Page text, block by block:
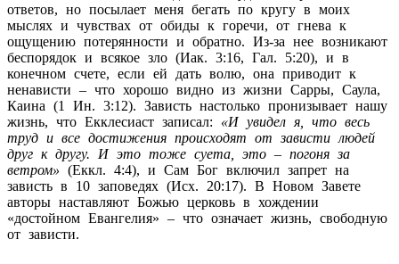
ответов, но посылает меня бегать по кругу в моих
мыслях и чувствах от обиды к горечи, от гнева к
ощущению потерянности и обратно. Из-за нее возникают
беспорядок и всякое зло (Иак. 3:16, Гал. 5:20), и в
конечном счете, если ей дать волю, она приводит к
ненависти – что хорошо видно из жизни Сарры, Саула,
Каина (1 Ин. 3:12). Зависть настолько пронизывает нашу
жизнь, что Екклесиаст записал: «И увидел я, что весь
труд и все достижения происходят от зависти людей
друг к другу. И это тоже суета, это – погоня за
ветром» (Еккл. 4:4), и Сам Бог включил запрет на
зависть в 10 заповедях (Исх. 20:17). В Новом Завете
авторы наставляют Божью церковь в хождении
«достойном Евангелия» – что означает жизнь, свободную
от зависти.